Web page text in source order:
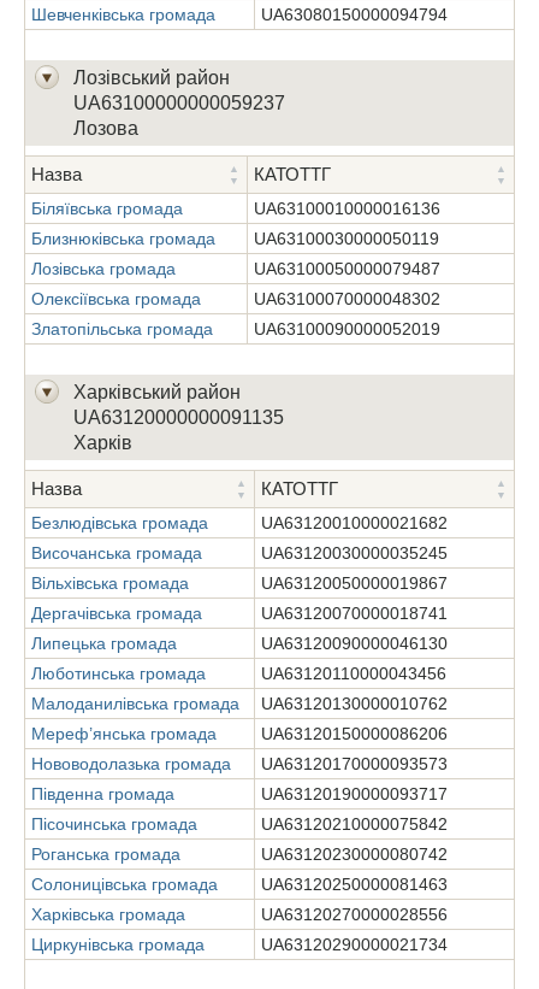
Шевченківська громада
UA63080150000094794
Лозівський район
UA63100000000059237
Лозова
Назва КАТОТТГ
Біляївська громада
UA63100010000016136
Близнюківська громада
UA63100030000050119
Лозівська громада
UA63100050000079487
Олексіївська громада
UA63100070000048302
Златопільська громада
UA63100090000052019
Харківський район
UA63120000000091135
Харків
Назва КАТОТТГ
Безлюдівська громада
UA63120010000021682
Височанська громада
UA63120030000035245
Вільхівська громада
UA63120050000019867
Дергачівська громада
UA63120070000018741
Липецька громада
UA63120090000046130
Люботинська громада
UA63120110000043456
Малоданилівська громада
UA63120130000010762
Мереф’янська громада
UA63120150000086206
Нововодолазька громада
UA63120170000093573
Південна громада
UA63120190000093717
Пісочинська громада
UA63120210000075842
Роганська громада
UA63120230000080742
Солоницівська громада
UA63120250000081463
Харківська громада
UA63120270000028556
Циркунівська громада
UA63120290000021734
Завантаження...